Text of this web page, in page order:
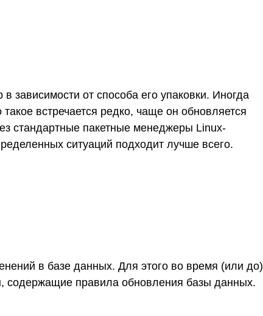
зависимости от способа его упаковки. Иногда
встречается редко, чаще он обновляется
стандартные пакетные менеджеры Linux-
ситуаций подходит лучше всего.
в базе данных. Для этого во время (или до)
содержащие правила обновления базы данных.